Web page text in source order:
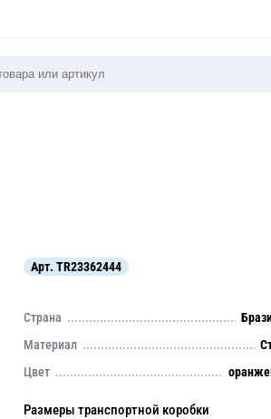
Арт. TR23362444
Страна
Материал
Цвет
Размеры транспортной коробки